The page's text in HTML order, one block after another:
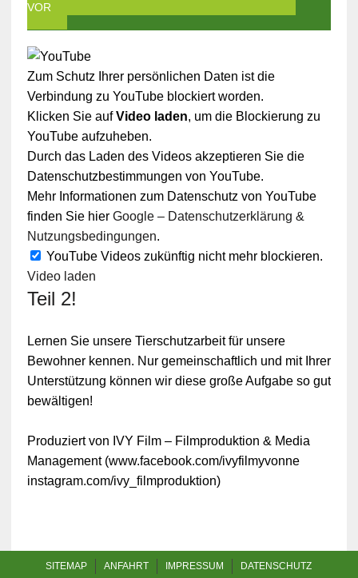
VOR
Zum Schutz Ihrer persönlichen Daten ist die
Verbindung zu YouTube blockiert worden.
Klicken Sie aufVideo laden, um die Blockierung zu
YouTube aufzuheben.
Durch das Laden des Videos akzeptieren Sie die
Datenschutzbestimmungen von YouTube.
Mehr Informationen zum Datenschutz von YouTube
finden Sie hier Google – Datenschutzerklärung &
Nutzungsbedingungen.
YouTube Videos zukünftig nicht mehr blockieren.
Video laden
Teil 2!
Lernen Sie unsere Tierschutzarbeit für unsere
Bewohner kennen. Nur gemeinschaftlich und mit Ihrer
Unterstützung können wir diese große Aufgabe so gut
bewältigen!
Produziert von IVY Film – Filmproduktion & Media
Management (www.facebook.com/ivyfilmyvonne
instagram.com/ivy_filmproduktion)
SITEMAP ANFAHRT IMPRESSUM DATENSCHUTZ